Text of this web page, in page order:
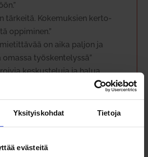
Yksityiskohdat Tietoja
evästeitä
tär­keitä. Koke­muksien ker­to­
oppi­minen.”
on aika paljon ja
omassa työs­ken­te­lyssä”
kes­kus­teluja ja halua
vain lisääntyy.”